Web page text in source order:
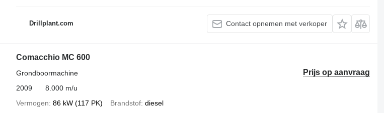
Drillplant.com Contact opnemen met verkoper
Comacchio MC 600
Prijs op aanvraag
Grondboormachine
2009
8.000 m/u
Vermogen 86 kW (117 PK) Brandstof diesel